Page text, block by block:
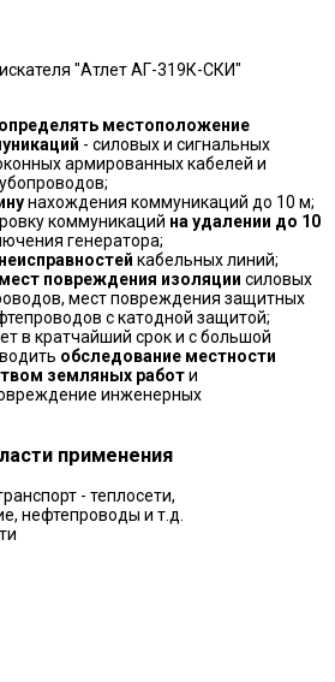
"Атлет АГ-319К-СКИ"
определять местоположение
- силовых и сигнальных
армированных кабелей и
нахождения коммуникаций до 10 м;
коммуникаций на удалении до 10
генератора;
кабельных линий;
повреждения изоляции силовых
мест повреждения защитных
с катодной защитой;
в кратчайший срок и с большой
обследование местности
земляных работи
инженерных
применения
- теплосети,
нефтепроводы и т.д.